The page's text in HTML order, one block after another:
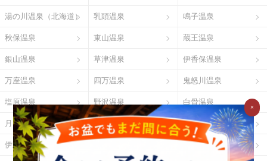
湯の川温泉（北海道） 乳頭温泉 鳴子温泉
秋保温泉 東山温泉 蔵王温泉
銀山温泉 草津温泉 伊香保温泉
万座温泉 四万温泉 鬼怒川温泉
塩原温泉 野沢温泉 白骨温泉
月岡温泉 石和温泉 湯河原温泉
伊東温泉 下田温泉（静岡県）
×